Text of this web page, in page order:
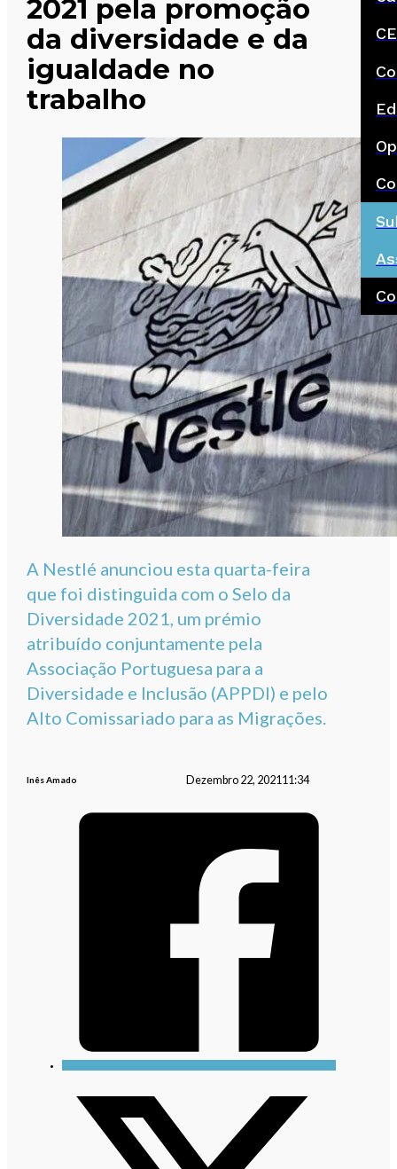
2021 pela promoção
da diversidade e da
igualdade no
trabalho
A Nestlé anunciou esta quarta-feira
que foi distinguida com o Selo da
Diversidade 2021, um prémio
atribuído conjuntamente pela
Associação Portuguesa para a
Diversidade e Inclusão (APPDI) e pelo
Alto Comissariado para as Migrações.
Inês Amado Dezembro 22, 2021 11:34